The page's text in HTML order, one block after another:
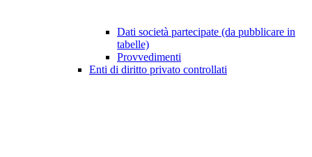
Dati società partecipate (da pubblicare in
tabelle)
Provvedimenti
Enti di diritto privato controllati